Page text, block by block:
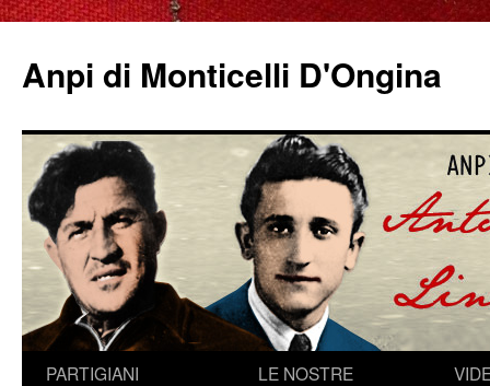
Anpi di Monticelli D'Ongina
VaiPARTIGIANI
LE NOSTRE